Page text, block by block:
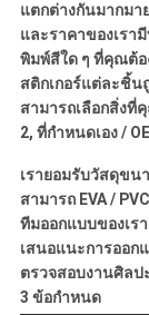
แตกต่างกันมากมา
และราคาของเรา
พิมพ์สีใด ๆ ที่คุณต้อ
สติกเกอร์แต่ละชิ้น
สามารถเลือกสิ่งที่
2, ที่กำหนดเอง /
เรายอมรับวัสดุขน
สามารถ EVA /
ทีมออกแบบของเร
เสนอแนะการออก
ตรวจสอบงานศิลป
3 ข้อกำหนด